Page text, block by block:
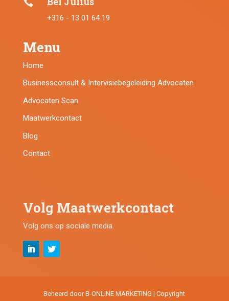
+316 - 13 01 64 19
Menu
Home
Businessconsult & Intervisiebegeleiding Advocaten
Advocaten Scan
Maatwerkcontact
Blog
Contact
Volg Maatwerkcontact
Volg ons op sociale media.
Beheerd door B-ONLINE MARKETING | Copyright